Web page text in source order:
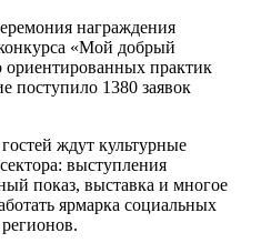
награждения
«Мой добрый
практик
поступило 1380 заявок
ждут культурные
выступления
показ, выставка и многое
ярмарка социальных